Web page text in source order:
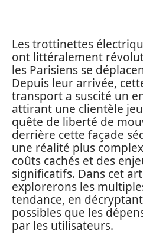
Les trottinettes
ont littéralement
les Parisiens se
Depuis leur arrivée,
transport a suscité un
attirant une clientèle
quête de liberté de
derrière cette façade
une réalité plus
coûts cachés et des
significatifs. Dans cet
explorerons les
tendance, en
possibles que les
par les utilisateurs.